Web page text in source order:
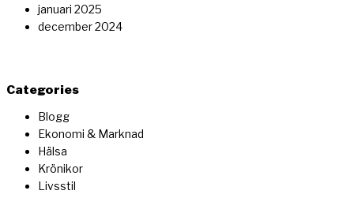
januari 2025
december 2024
Categories
Blogg
Ekonomi & Marknad
Hälsa
Krönikor
Livsstil